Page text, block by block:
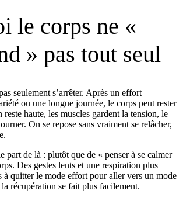
le corps ne «
» pas tout seul
seulement s’arrêter. Après un effort
ou une longue journée, le corps peut rester
haute, les muscles gardent la tension, le
On se repose sans vraiment se relâcher,
part de là : plutôt que de « penser à se calmer
Des gestes lents et une respiration plus
à quitter le mode effort pour aller vers un mode
récupération se fait plus facilement.